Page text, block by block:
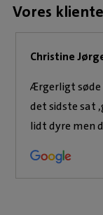
En vigtig
arbejde
for at
både
oplevelse på
Hugo,
glæde i
arbejder
Vores
Christine
Ærgerligt søde
det sidste sat
lidt dyre men
VARMT